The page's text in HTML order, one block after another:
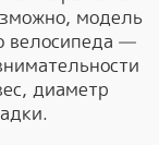
модель
велосипеда —
диаметр